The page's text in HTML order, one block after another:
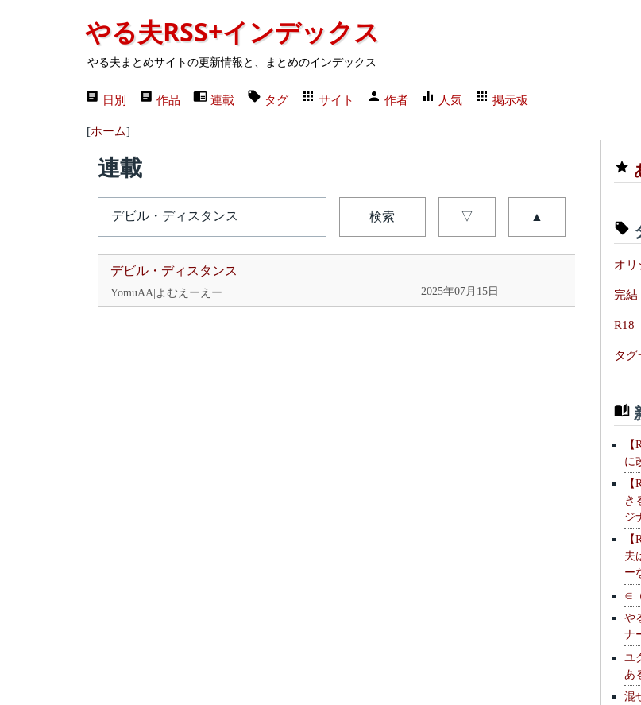
やる夫RSS+インデックス
やる夫まとめサイトの更新情報と、まとめのインデックス
日別 作品 連載 タグ サイト 作者 人気 掲示板
[ホーム]
連載
検索 ▽ ▲
デビル・ディスタンス
YomuAA|よむえーえー 2025年07月15日
オリ
完結
R18
タグ
に
き
ジ
夫
ー
∈
や
ナ
ユ
あ
混